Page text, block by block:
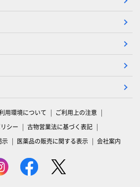
用環境について
ご利用上の注意
シー
古物営業法に基づく表記
示
医薬品の販売に関する表示 会社案内